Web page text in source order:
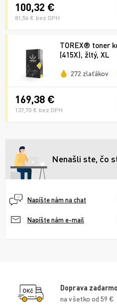
100,32 €
81,56 € bez DPH
TOREX® toner
(415X), žltý, XL
272 zlaťákov
169,38 €
137,70 € bez DPH
Nenašli ste, čo
Napíšte nám na chat
Napíšte nám e-mail
Doprava zadarmo
na všetko od 59 €